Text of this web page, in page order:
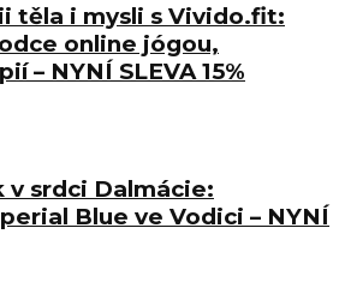
těla i mysli s Vivido.fit:
online jógou,
– NYNÍ SLEVA 15%
srdci Dalmácie:
Blue ve Vodici – NYNÍ